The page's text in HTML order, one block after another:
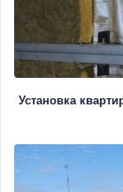
Установка